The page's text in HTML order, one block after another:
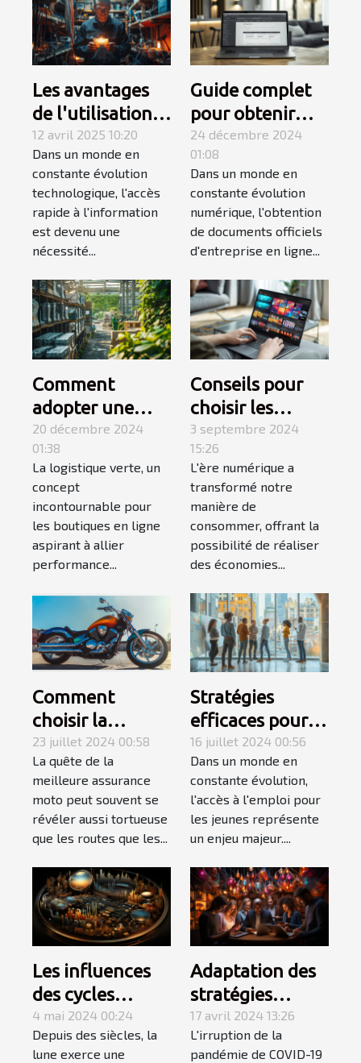
Les avantages
de l'utilisation
d'un annuaire
en ligne pour les
services
d'électricité
12 avril 2025 10:20
Dans un monde en
constante évolution
technologique, l'accès
rapide à l'information
est devenu une
nécessité...
Guide complet
pour obtenir
facilement votre
document
officiel
d'entreprise en
ligne
24 décembre 2024
01:08
Dans un monde en
constante évolution
numérique, l'obtention
de documents officiels
d'entreprise en ligne...
Comment
adopter une
logistique verte
pour votre
boutique en
ligne
20 décembre 2024
01:38
La logistique verte, un
concept
incontournable pour
les boutiques en ligne
aspirant à allier
performance...
Conseils pour
choisir les
meilleurs
produits de
déstockage en
ligne
3 septembre 2024
15:26
L'ère numérique a
transformé notre
manière de
consommer, offrant la
possibilité de réaliser
des économies...
Comment
choisir la
meilleure
assurance moto
pour une
protection
maximale
23 juillet 2024 00:58
La quête de la
meilleure assurance
moto peut souvent se
révéler aussi tortueuse
que les routes que les...
Stratégies
efficaces pour
améliorer
l'employabilité
des jeunes
16 juillet 2024 00:56
Dans un monde en
constante évolution,
l'accès à l'emploi pour
les jeunes représente
un enjeu majeur....
Les influences
des cycles
lunaires sur les
comportements
4 mai 2024 00:24
Depuis des siècles, la
lune exerce une
Adaptation des
stratégies
marketing à
l'ère post-COVID
17 avril 2024 13:26
L'irruption de la
pandémie de COVID-19